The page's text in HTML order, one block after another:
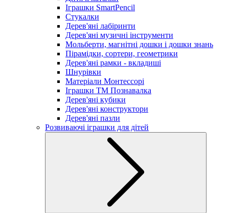
Іграшки SmartPencil
Стукалки
Дерев'яні лабіринти
Дерев'яні музичні інструменти
Мольберти, магнітні дошки і дошки знань
Пірамідки, сортери, геометрики
Дерев'яні рамки - вкладиші
Шнурівки
Матеріали Монтессорі
Іграшки ТМ Познавалка
Дерев'яні кубики
Дерев'яні конструктори
Дерев'яні пазли
Розвиваючі іграшки для дітей